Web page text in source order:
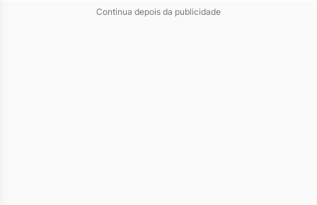
Continua depois da publicidade